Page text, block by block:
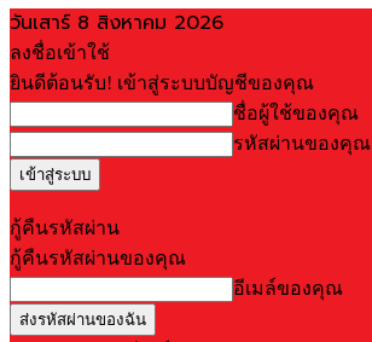
วันเสาร์ 8 สิงหาคม 2026
ลงชื่อเข้าใช้
ยินดีต้อนรับ! เข้าสู่ระบบบัญชีของคุณ
ชื่อผู้ใช้ของคุณ
รหัสผ่านของคุณ
กู้คืนรหัสผ่าน
กู้คืนรหัสผ่านของคุณ
อีเมล์ของคุณ